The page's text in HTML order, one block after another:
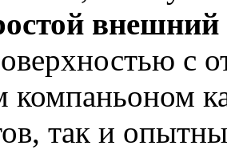
внешний
с
компаньоном
так и